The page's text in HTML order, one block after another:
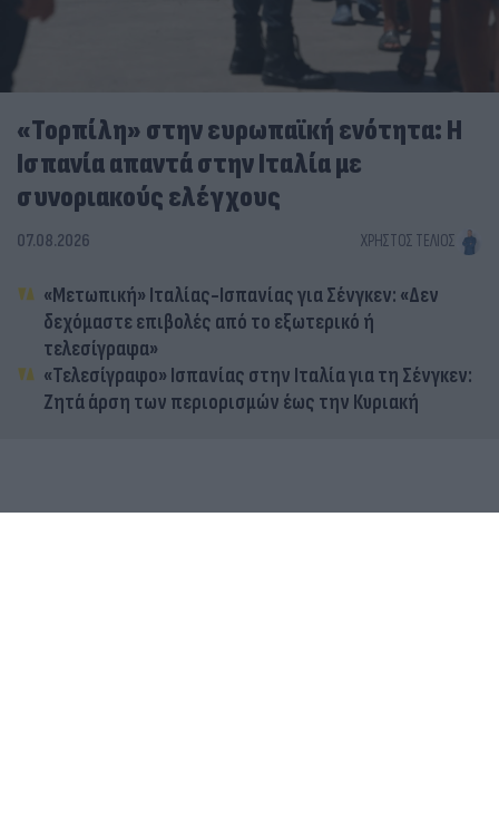
«Τορπίλη» στην ευρωπαϊκή ενότητα: Η
Ισπανία απαντά στην Ιταλία με
συνοριακούς ελέγχους
07.08.2026 ΧΡΉΣΤΟΣ ΤΈΛΙΟΣ
«Μετωπική» Ιταλίας-Ισπανίας για Σένγκεν: «Δεν
δεχόμαστε επιβολές από το εξωτερικό ή
τελεσίγραφα»
«Τελεσίγραφο» Ισπανίας στην Ιταλία για τη Σένγκεν:
Ζητά άρση των περιορισμών έως την Κυριακή